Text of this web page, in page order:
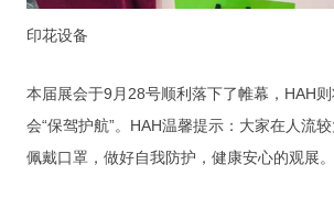
印花设备
本届展会于9月28号顺利落下了帷幕，HAH
会“保驾护航”。HAH温馨提示：大家在人流
佩戴口罩，做好自我防护，健康安心的观展。